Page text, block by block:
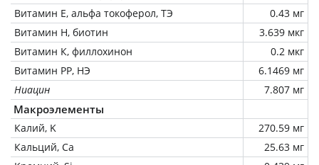
Витамин Е, альфа токоферол, ТЭ
0.43 мг
Витамин Н, биотин
3.639 мкг
Витамин К, филлохинон
0.2 мкг
Витамин РР, НЭ
6.1469 мг
Ниацин
7.807 мг
Макроэлементы
Калий, K
270.59 мг
Кальций, Ca
25.63 мг